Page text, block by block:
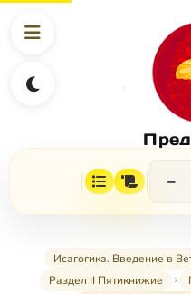
−
Исагогика. Введение в
Раздел II Пятикнижие